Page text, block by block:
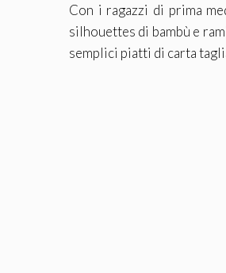
Con i ragazzi di prima
silhouettes di bambù e
semplici piatti di carta